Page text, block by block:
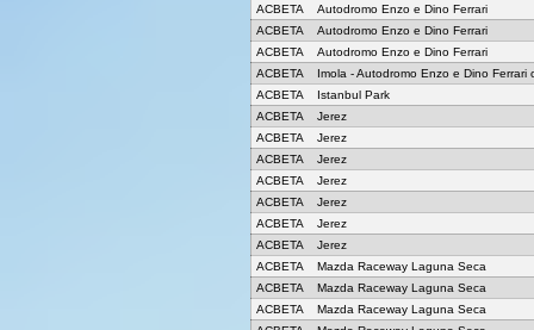
ACBETA
Autodromo Enzo e Dino Ferrari
ACBETA
Autodromo Enzo e Dino Ferrari
ACBETA
Autodromo Enzo e Dino Ferrari
ACBETA
Imola - Autodromo Enzo e Dino Ferrari
ACBETA
Istanbul Park
ACBETA
Jerez
ACBETA
Jerez
ACBETA
Jerez
ACBETA
Jerez
ACBETA
Jerez
ACBETA
Jerez
ACBETA
Jerez
ACBETA
Mazda Raceway Laguna Seca
ACBETA
Mazda Raceway Laguna Seca
ACBETA
Mazda Raceway Laguna Seca